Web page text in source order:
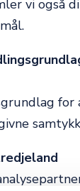
vi også
for